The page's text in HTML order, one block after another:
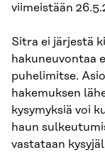
viimeistään
Sitra ei järjestä
hakuneuvontaa
puhelimitse.
hakemuksen
kysymyksiä voi
haun
vastataan